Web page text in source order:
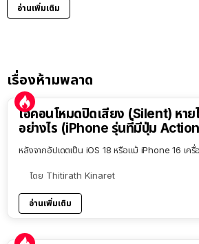
อ่านเพิ่มเติม
เรื่องห้ามพลาด
ไอคอนโหมดปิดเสียง (Silent) หาย
อย่างไร (iPhone รุ่นที่มีปุ่ม
หลังจากอัปเดตเป็น iOS 18 หรือแม้ iPhone 16 เค
โดย Thitirath Kinaret
อ่านเพิ่มเติม